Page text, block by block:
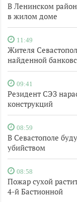
В Ленинском
в жилом доме
11:49
Жителя
найденной
09:41
Резидент СЭЗ
конструкций
08:59
В Севастополе
убийством
08:58
Пожар сухой
4-й Бастионной